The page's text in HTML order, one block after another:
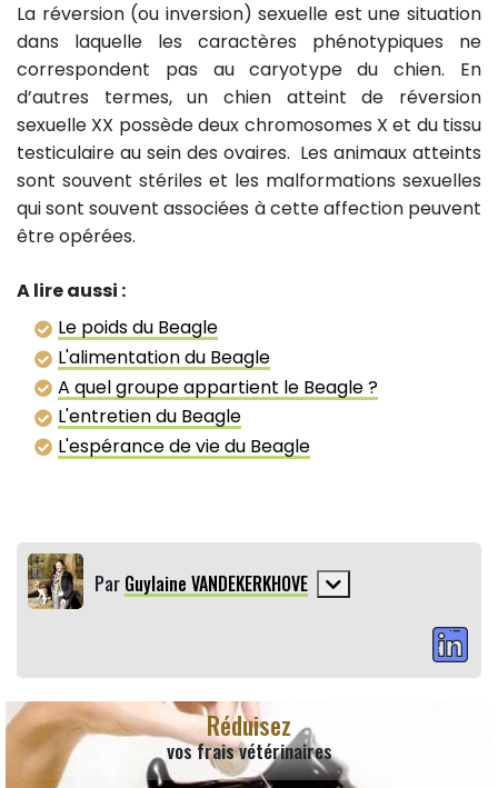
La réversion (ou inversion) sexuelle est une situation
dans laquelle les caractères phénotypiques ne
correspondent pas au caryotype du chien. En
d’autres termes, un chien atteint de réversion
sexuelle XX possède deux chromosomes X et du tissu
testiculaire au sein des ovaires. Les animaux atteints
sont souvent stériles et les malformations sexuelles
qui sont souvent associées à cette affection peuvent
être opérées.
A lire aussi :
Le poids du Beagle
L'alimentation du Beagle
A quel groupe appartient le Beagle ?
L'entretien du Beagle
L'espérance de vie du Beagle
Par Guylaine VANDEKERKHOVE
Réduisez
vos frais vétérinaires